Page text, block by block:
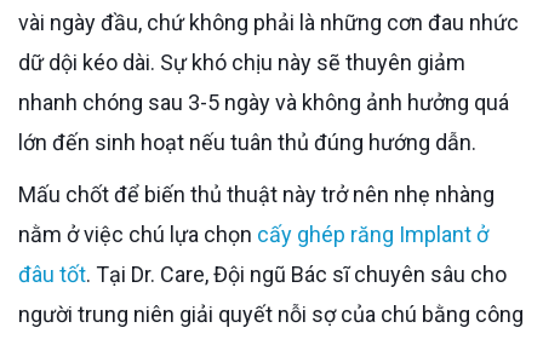
vài ngày đầu, chứ không phải là những cơn đau nhức
dữ dội kéo dài. Sự khó chịu này sẽ thuyên giảm
nhanh chóng sau 3-5 ngày và không ảnh hưởng quá
lớn đến sinh hoạt nếu tuân thủ đúng hướng dẫn.
Mấu chốt để biến thủ thuật này trở nên nhẹ nhàng
nằm ở việc chú lựa chọn cấy ghép răng Implant ở
đâu tốt. Tại Dr. Care, Đội ngũ Bác sĩ chuyên sâu cho
người trung niên giải quyết nỗi sợ của chú bằng công